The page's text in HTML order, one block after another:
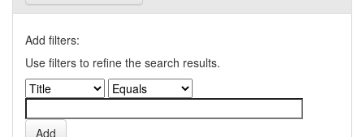
Add filters:
Use filters to refine the search results.